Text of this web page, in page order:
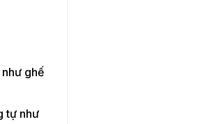
ghế
tự như